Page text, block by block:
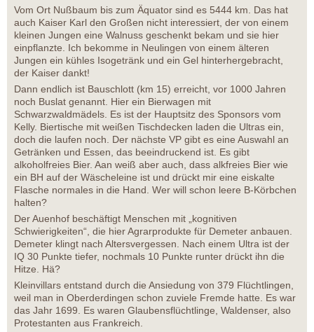
Vom Ort Nußbaum bis zum Äquator sind es 5444 km. Das hat
auch Kaiser Karl den Großen nicht interessiert, der von einem
kleinen Jungen eine Walnuss geschenkt bekam und sie hier
einpflanzte. Ich bekomme in Neulingen von einem älteren
Jungen ein kühles Isogetränk und ein Gel hinterhergebracht,
der Kaiser dankt!
Dann endlich ist Bauschlott (km 15) erreicht, vor 1000 Jahren
noch Buslat genannt. Hier ein Bierwagen mit
Schwarzwaldmädels. Es ist der Hauptsitz des Sponsors vom
Kelly. Biertische mit weißen Tischdecken laden die Ultras ein,
doch die laufen noch. Der nächste VP gibt es eine Auswahl an
Getränken und Essen, das beeindruckend ist. Es gibt
alkoholfreies Bier. Aan weiß aber auch, dass alkfreies Bier wie
ein BH auf der Wäscheleine ist und drückt mir eine eiskalte
Flasche normales in die Hand. Wer will schon leere B-Körbchen
halten?
Der Auenhof beschäftigt Menschen mit „kognitiven
Schwierigkeiten“, die hier Agrarprodukte für Demeter anbauen.
Demeter klingt nach Altersvergessen. Nach einem Ultra ist der
IQ 30 Punkte tiefer, nochmals 10 Punkte runter drückt ihn die
Hitze. Hä?
Kleinvillars entstand durch die Ansiedung von 379 Flüchtlingen,
weil man in Oberderdingen schon zuviele Fremde hatte. Es war
das Jahr 1699. Es waren Glaubensflüchtlinge, Waldenser, also
Protestanten aus Frankreich.